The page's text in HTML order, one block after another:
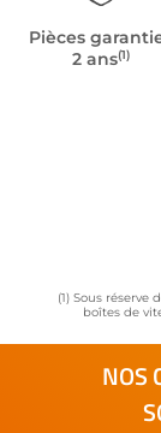
Pièces
2 ans(1)
(1) Sous
boîtes de
NOS